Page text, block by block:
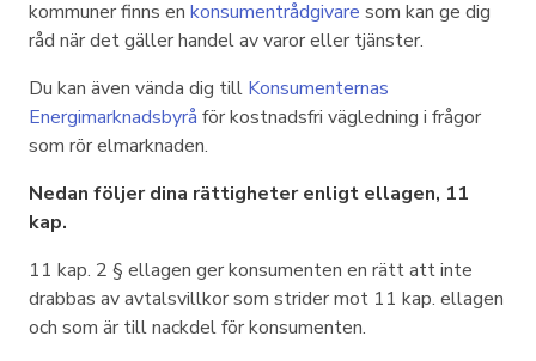
kommuner finns en konsumentrådgivare som kan ge dig
råd när det gäller handel av varor eller tjänster.
Du kan även vända dig till Konsumenternas
Energimarknadsbyrå för kostnadsfri vägledning i frågor
som rör elmarknaden.
Nedan följer dina rättigheter enligt ellagen, 11
kap.
11 kap. 2 § ellagen ger konsumenten en rätt att inte
drabbas av avtalsvillkor som strider mot 11 kap. ellagen
och som är till nackdel för konsumenten.